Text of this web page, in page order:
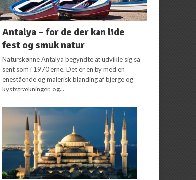
Antalya – for de der kan lide
fest og smuk natur
Naturskønne Antalya begyndte at udvikle sig så
sent som i 1970’erne. Det er en by med en
enestående og malerisk blanding af bjerge og
kyststrækninger, og...